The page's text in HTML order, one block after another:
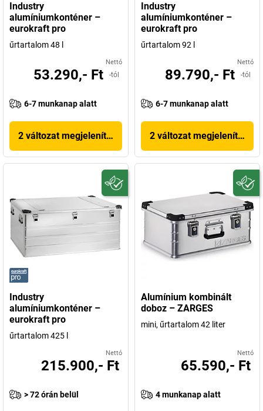
Industry
alumíniumkonténer –
eurokraft pro
űrtartalom 48 l
Nettó
53.290,- Ft -tól
6-7 munkanap alatt
2 változat megjelenítése
Industry
alumíniumkonténer –
eurokraft pro
űrtartalom 92 l
Nettó
89.790,- Ft -tól
6-7 munkanap alatt
2 változat megjelenítése
Industry
alumíniumkonténer –
eurokraft pro
űrtartalom 425 l
Nettó
215.900,- Ft
> 72 órán belül
Alumínium kombinált
doboz – ZARGES
mini, űrtartalom 42 liter
Nettó
65.590,- Ft
4 munkanap alatt